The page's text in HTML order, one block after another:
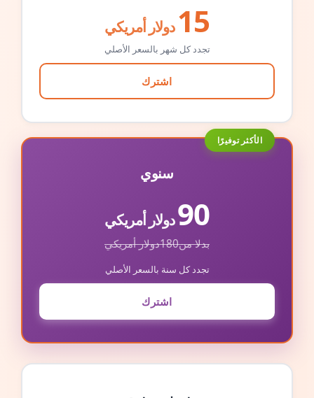
15 دولار أمريكي
تجدد كل شهر بالسعر الأصلي
اشترك
الأكثر توفيرًا
سنوي
90دولار أمريكي
بدلا من180دولار أمريكي
تجدد كل سنة بالسعر الأصلي
اشترك